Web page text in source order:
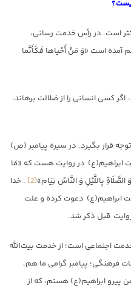
است. در رأس خدمت رسانی،
است «وَ مَنْ أَحْياها فَكَأَنَّما
کسی انسانی را از ضلالت برهاند،
قرار بگیرد. در سیره پیامبر (ص)
ابراهیم(ع) در روایت هست که «مَا
الصَّلَاةِ بِاللَّيْلِ وَ النَّاسُ نِيَام‏»[2]
. خدا
از سنت ابراهیم(ع) دعوت کرده و علت
قبل ذکر شد.
اجتماعی است؛ از خدمت بیت‌الله
فرهنگی؛ پیامبر گرامی ما هم،
ابراهیم(ع) هستم، که از